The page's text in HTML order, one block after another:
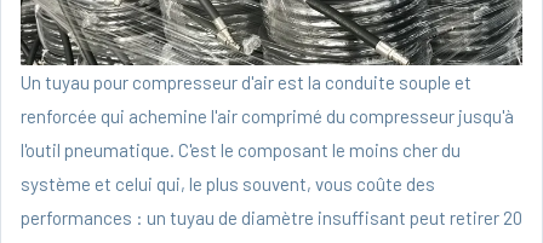
Un tuyau pour compresseur d'air est la conduite souple et
renforcée qui achemine l'air comprimé du compresseur jusqu'à
l'outil pneumatique. C'est le composant le moins cher du
système et celui qui, le plus souvent, vous coûte des
performances : un tuyau de diamètre insuffisant peut retirer 20